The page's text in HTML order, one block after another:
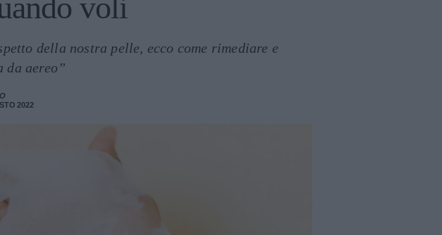
voli
della nostra pelle, ecco come rimediare e
da aereo”
2022